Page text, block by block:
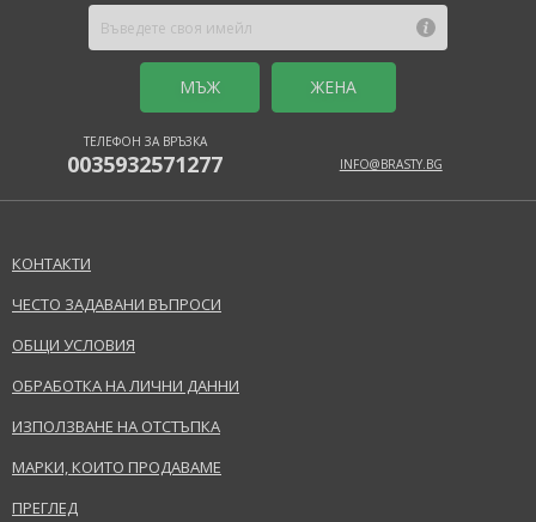
MЪЖ ЖЕНА
ТЕЛЕФОН ЗА ВРЪЗКА
0035932571277 INFO@BRASTY.BG
КОНТАКТИ
ЧЕСТО ЗАДАВАНИ ВЪПРОСИ
ОБЩИ УСЛОВИЯ
ОБРАБОТКА НА ЛИЧНИ ДАННИ
ИЗПОЛЗВАНЕ НА ОТСТЪПКА
МАРКИ, КОИТО ПРОДАВАМЕ
ПРЕГЛЕД